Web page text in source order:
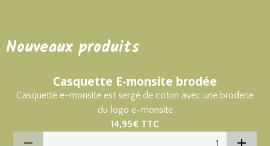
Nouveaux produits
Casquette E-monsite brodée
Casquette e-monsite est sergé de coton avec une broderie
du logo e-monsite
14,95€ TTC